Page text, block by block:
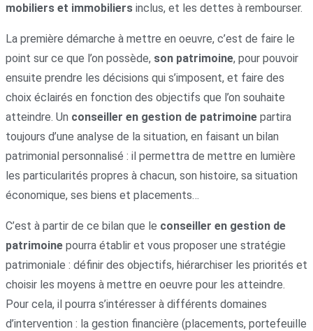
mobiliers et immobiliers inclus, et les dettes à rembourser.
La première démarche à mettre en oeuvre, c’est de faire le
point sur ce que l’on possède, son patrimoine, pour pouvoir
ensuite prendre les décisions qui s’imposent, et faire des
choix éclairés en fonction des objectifs que l’on souhaite
atteindre. Un conseiller en gestion de patrimoine partira
toujours d’une analyse de la situation, en faisant un bilan
patrimonial personnalisé : il permettra de mettre en lumière
les particularités propres à chacun, son histoire, sa situation
économique, ses biens et placements…
C’est à partir de ce bilan que le conseiller en gestion de
patrimoine pourra établir et vous proposer une stratégie
patrimoniale : définir des objectifs, hiérarchiser les priorités et
choisir les moyens à mettre en oeuvre pour les atteindre.
Pour cela, il pourra s’intéresser à différents domaines
d’intervention : la gestion financière (placements, portefeuille